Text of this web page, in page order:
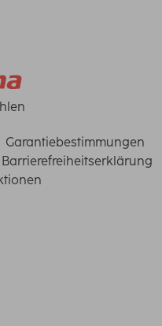
Garantiebestimmungen
Barrierefreiheitserklärung